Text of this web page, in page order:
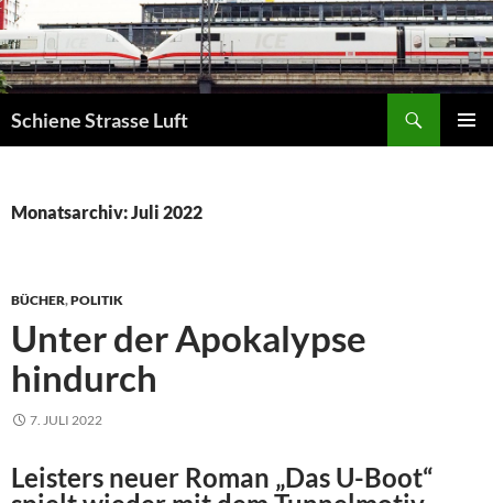
Zum
Inhalt
springen
Schiene Strasse Luft
Monatsarchiv: Juli 2022
BÜCHER,POLITIK
Unter der Apokalypse
hindurch
7. JULI 2022
Leisters neuer Roman „Das U-Boot“